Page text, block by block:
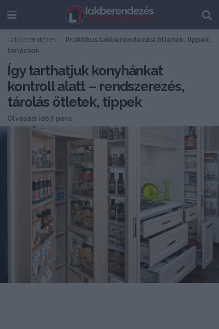
Lakberendezés
Praktikus lakberendezési ötletek, tippek,
tanácsok
Így tarthatjuk konyhánkat
kontroll alatt – rendszerezés,
tárolás ötletek, tippek
Olvasási idő 7 perc